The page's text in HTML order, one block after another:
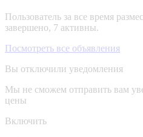
Пользователь за все время
завершено, 7 активны.
Посмотреть все объявления
Вы отключили уведомления
Мы не сможем отправить вам
цены
Включить